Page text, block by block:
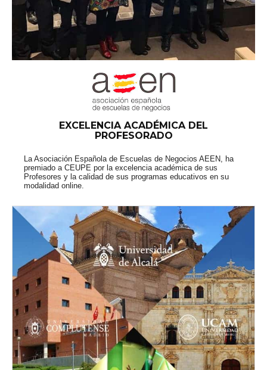
EXCELENCIA ACADÉMICA DEL
PROFESORADO
La Asociación Española de Escuelas de Negocios AEEN, ha
premiado a CEUPE por la excelencia académica de sus
Profesores y la calidad de sus programas educativos en su
modalidad online.